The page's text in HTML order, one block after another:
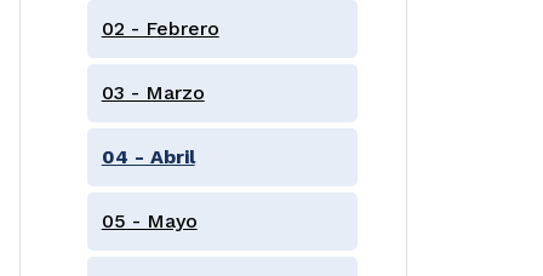
02 - Febrero
03 - Marzo
04 - Abril
05 - Mayo